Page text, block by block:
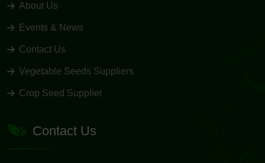
About Us
Events & News
Contact Us
Vegetable Seeds Suppliers
Crop Seed Supplier
Contact Us